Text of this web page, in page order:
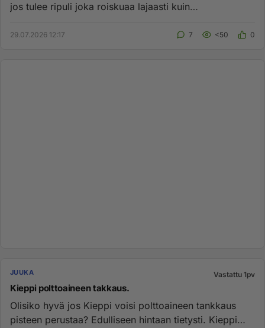
jos tulee ripuli joka roiskuaa lajaasti kuin
29.07.2026 12:17 7 <50 0
JUUKA Vastattu 1pv
Kieppi polttoaineen takkaus.
Olisiko hyvä jos Kieppi voisi polttoaineen tankkaus
pisteen perustaa? Edulliseen hintaan tietysti. Kieppi